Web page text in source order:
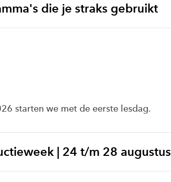
die je straks gebruikt
starten we met de eerste lesdag.
| 24 t/m 28 augustus